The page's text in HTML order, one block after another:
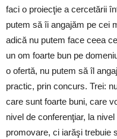
faci o proiecţie a cercetării
putem să îi angajăm pe cei
adică nu putem face ceea
un om foarte bun pe
o ofertă, nu putem să îl
practic, prin concurs. Trei:
care sunt foarte buni, care
nivel de conferenţiar, la
promovare, ci iarăşi trebuie